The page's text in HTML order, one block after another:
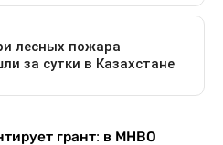
грант: в МНВО